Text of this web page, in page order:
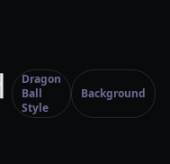
Dragon
Ball
Style
Background